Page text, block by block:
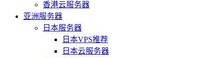
香港云服务器
亚洲服务器
日本服务器
日本VPS推荐
日本云服务器